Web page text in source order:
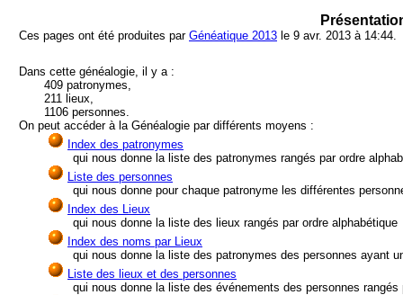
Ces pages ont été produites par Généatique 2013 le 9 avr. 2013 à 14:44.
Dans cette généalogie, il y a :
409 patronymes,
211 lieux,
1106 personnes.
On peut accéder à la Généalogie par différents moyens :
Index des patronymes
qui nous donne la liste des patronymes rangés par ordre
Liste des personnes
qui nous donne pour chaque patronyme les différentes
Index des Lieux
qui nous donne la liste des lieux rangés par ordre alphabétique
Index des noms par Lieux
qui nous donne la liste des patronymes des personnes ayant un
Liste des lieux et des personnes
qui nous donne la liste des événements des personnes rangés